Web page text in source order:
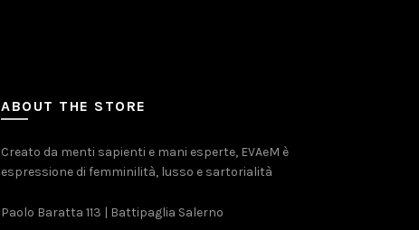
ABOUT THE STORE
Creato da menti sapienti e mani esperte, EVAeM è
espressione di femminilità, lusso e sartorialità
Paolo Baratta 113 | Battipaglia Salerno